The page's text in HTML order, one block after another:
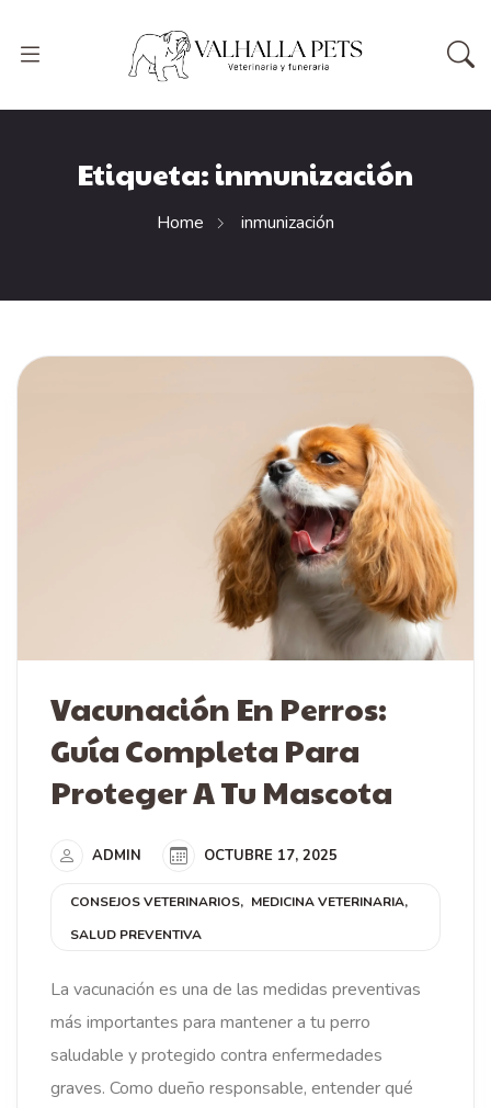
Etiqueta:inmunización
Home inmunización
Vacunación En Perros:
Guía Completa Para
Proteger A Tu Mascota
ADMIN OCTUBRE 17, 2025
CONSEJOS VETERINARIOS
MEDICINA VETERINARIA
SALUD PREVENTIVA
La vacunación es una de las medidas preventivas
más importantes para mantener a tu perro
saludable y protegido contra enfermedades
graves. Como dueño responsable, entender qué